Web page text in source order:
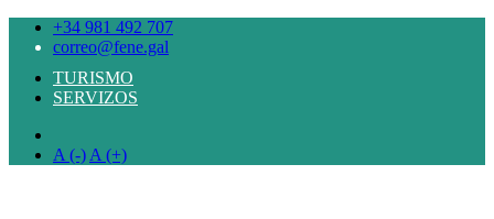
+34 981 492 707
correo@fene.gal
TURISMO
SERVIZOS
A (-) A (+)